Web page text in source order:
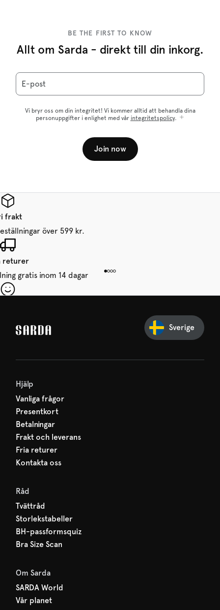
BE THE FIRST TO KNOW
Allt om Sarda - direkt till din inkorg.
E-post
Vi bryr oss om din integritet! Vi kommer alltid att behandla dina
personuppgifter i enlighet med vår integritetspolicy.
Join now
frakt
över 599 kr.
returer
gratis inom 14 dagar
redan på dig!
Sverige
Hjälp
Vanliga frågor
Presentkort
Betalningar
Frakt och leverans
Fria returer
Kontakta oss
Råd
Tvättråd
Storlekstabeller
BH-passformsquiz
Bra Size Scan
Om Sarda
SARDA World
Vår planet